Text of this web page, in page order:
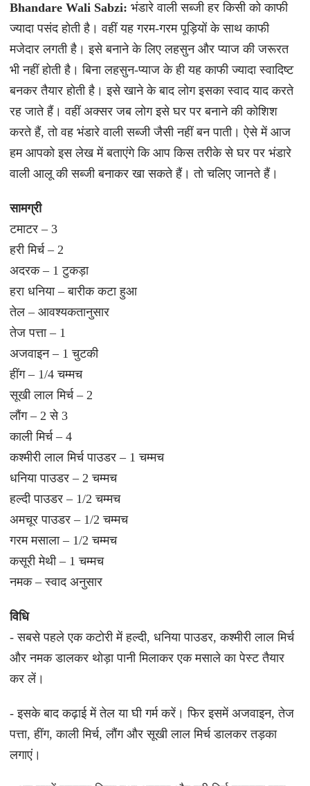
Bhandare Wali Sabzi: भंडारे वाली सब्जी हर किसी को काफी
ज्यादा पसंद होती है। वहीं यह गरम-गरम पूड़ियों के साथ काफी
मजेदार लगती है। इसे बनाने के लिए लहसुन और प्याज की जरूरत
भी नहीं होती है। बिना लहसुन-प्याज के ही यह काफी ज्यादा स्वादिष्ट
बनकर तैयार होती है। इसे खाने के बाद लोग इसका स्वाद याद करते
रह जाते हैं। वहीं अक्सर जब लोग इसे घर पर बनाने की कोशिश
करते हैं, तो वह भंडारे वाली सब्जी जैसी नहीं बन पाती। ऐसे में आज
हम आपको इस लेख में बताएंगे कि आप किस तरीके से घर पर भंडारे
वाली आलू की सब्जी बनाकर खा सकते हैं। तो चलिए जानते हैं।
सामग्री
टमाटर – 3
हरी मिर्च – 2
अदरक – 1 टुकड़ा
हरा धनिया – बारीक कटा हुआ
तेल – आवश्यकतानुसार
तेज पत्ता – 1
अजवाइन – 1 चुटकी
हींग – 1/4 चम्मच
सूखी लाल मिर्च – 2
लौंग – 2 से 3
काली मिर्च – 4
कश्मीरी लाल मिर्च पाउडर – 1 चम्मच
धनिया पाउडर – 2 चम्मच
हल्दी पाउडर – 1/2 चम्मच
अमचूर पाउडर – 1/2 चम्मच
गरम मसाला – 1/2 चम्मच
कसूरी मेथी – 1 चम्मच
नमक – स्वाद अनुसार
विधि
- सबसे पहले एक कटोरी में हल्दी, धनिया पाउडर, कश्मीरी लाल मिर्च
और नमक डालकर थोड़ा पानी मिलाकर एक मसाले का पेस्ट तैयार
कर लें।
- इसके बाद कढ़ाई में तेल या घी गर्म करें। फिर इसमें अजवाइन, तेज
पत्ता, हींग, काली मिर्च, लौंग और सूखी लाल मिर्च डालकर तड़का
लगाएं।